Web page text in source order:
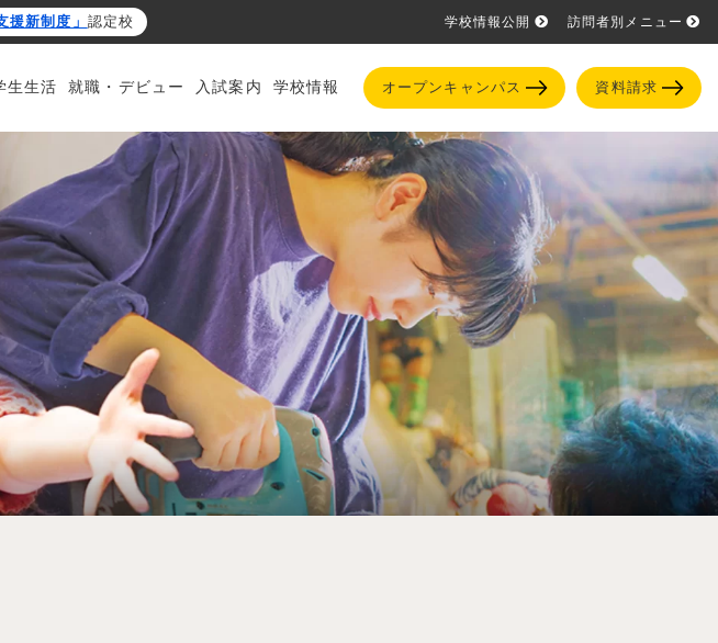
援新制度」 認定校 学校情報公開 訪問者別メニュー
生生活 就職・デビュー 入試案内 学校情報 オープンキャンパス 資料請求